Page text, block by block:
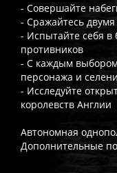
- Совершайте
- Сражайтесь
- Испытайте себя в
противников
- С каждым
персонажа и
- Исследуйте
королевств Англии
Автономная
Дополнительные